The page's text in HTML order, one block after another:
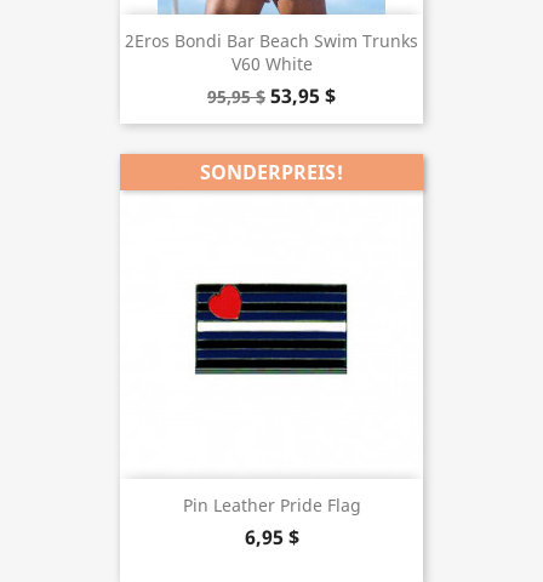
2Eros Bondi Bar Beach Swim Trunks
V60 White
95,95 $ 53,95 $
Pin Leather Pride Flag
6,95 $
SONDERPREIS!